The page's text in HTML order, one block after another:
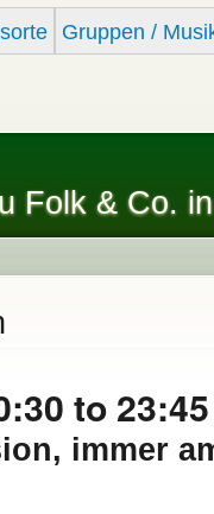
Gruppen /
Folk & Co.
to 23:45
immer